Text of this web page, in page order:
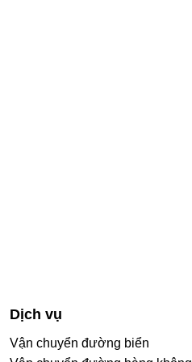
Dịch vụ
Vận chuyển đường biển